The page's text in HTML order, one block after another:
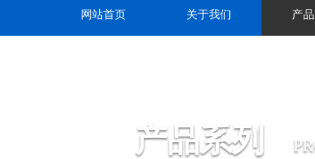
网站首页 关于我们 产
产品系列